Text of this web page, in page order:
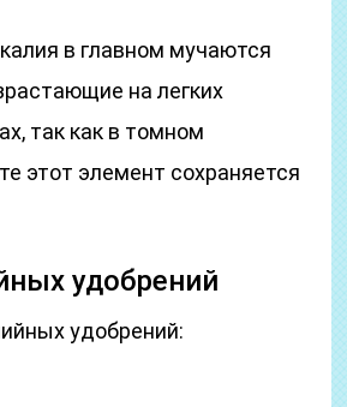
в главном мучаются
на легких
так как в томном
этот элемент сохраняется
удобрений
удобрений: